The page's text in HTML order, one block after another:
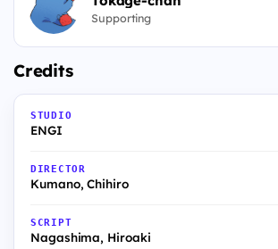
Supporting
Credits
STUDIO
ENGI
DIRECTOR
Kumano, Chihiro
SCRIPT
Nagashima, Hiroaki